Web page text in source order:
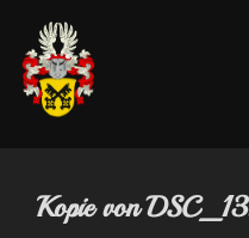
Inhalt
springen
Kopie von